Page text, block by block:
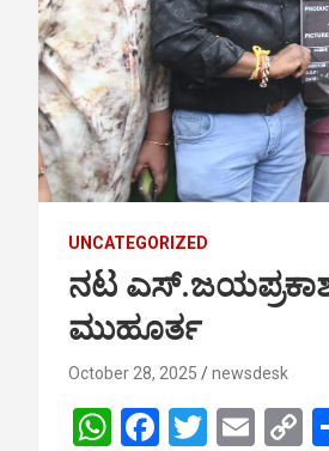
UNCATEGORIZED
ನಟ ಎಸ್.ಜಯಪ್ರಕಾಶ್
ಮುಹೂರ್ತ
October 28, 2025 newsdesk
W F
T
E
C